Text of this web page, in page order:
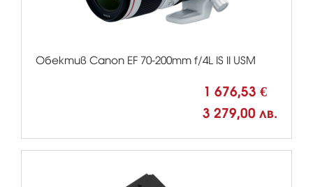
Обектив Canon EF 70-200mm f/4L IS II USM
1 676,53 €
3 279,00 лв.